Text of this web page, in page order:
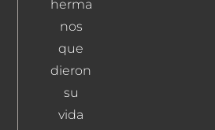
herma
nos
que
dieron
su
vida